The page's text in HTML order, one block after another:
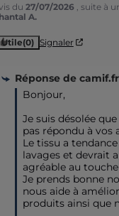
du 27/07/2026
, suite à
A.
Utile(0) Signaler
Réponse de camif.fr
Bonjour,
Je suis désolée
pas répondu à
Le tissu a
lavages et devrait
agréable au
Je prends bonne
nous aide à
produits ainsi que